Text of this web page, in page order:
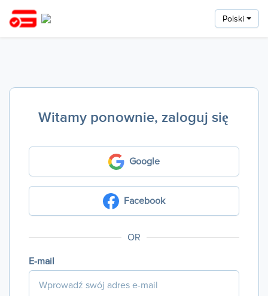
Polski
Witamy ponownie, zaloguj się
Google
Facebook
OR
E-mail